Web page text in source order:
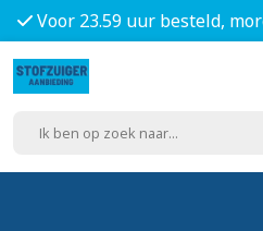
Voor 23.59 uur besteld,